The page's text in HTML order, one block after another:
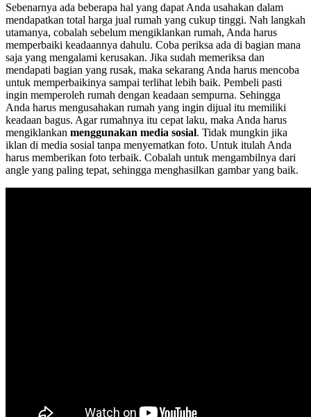
Sebenarnya ada beberapa hal yang dapat Anda usahakan dalam
mendapatkan total harga jual rumah yang cukup tinggi. Nah langkah
utamanya, cobalah sebelum mengiklankan rumah, Anda harus
memperbaiki keadaannya dahulu. Coba periksa ada di bagian mana
saja yang mengalami kerusakan. Jika sudah memeriksa dan
mendapati bagian yang rusak, maka sekarang Anda harus mencoba
untuk memperbaikinya sampai terlihat lebih baik. Pembeli pasti
ingin memperoleh rumah dengan keadaan sempurna. Sehingga
Anda harus mengusahakan rumah yang ingin dijual itu memiliki
keadaan bagus. Agar rumahnya itu cepat laku, maka Anda harus
mengiklankan menggunakan media sosial. Tidak mungkin jika
iklan di media sosial tanpa menyematkan foto. Untuk itulah Anda
harus memberikan foto terbaik. Cobalah untuk mengambilnya dari
angle yang paling tepat, sehingga menghasilkan gambar yang baik.